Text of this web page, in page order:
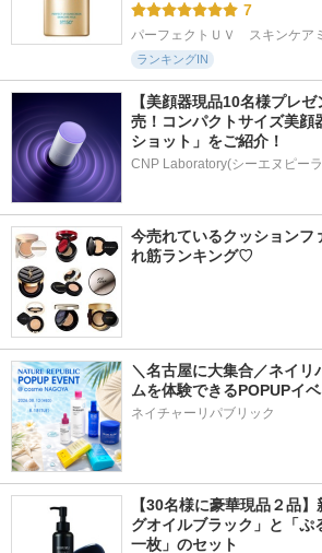
7
パーフェクトＵＶ　スキンケア
ランキングIN
【美顔器現品10名様プレ
売！コンパクトサイズ美顔
ショット」をご紹介！
CNP Laboratory(シーエヌピー
今売れているクッションフ
れ筋ランキング♡
＼名古屋に大集合／ネイリ
ムを体験できるPOPUPイ
ネイチャーリパブリック
【30名様に豪華現品２品
グオイルブラック」と「ぷ
一枚」のセット